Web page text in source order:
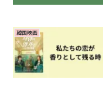
韓国映画